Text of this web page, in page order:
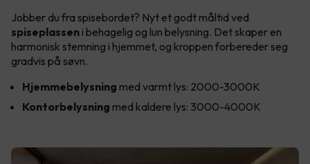
Jobber du fra spisebordet? Nyt et godt måltid ved
spiseplassen i behagelig og lun belysning. Det skaper en
harmonisk stemning i hjemmet, og kroppen forbereder seg
gradvis på søvn.
Hjemmebelysning med varmt lys: 2000-3000K
Kontorbelysning med kaldere lys: 3000-4000K